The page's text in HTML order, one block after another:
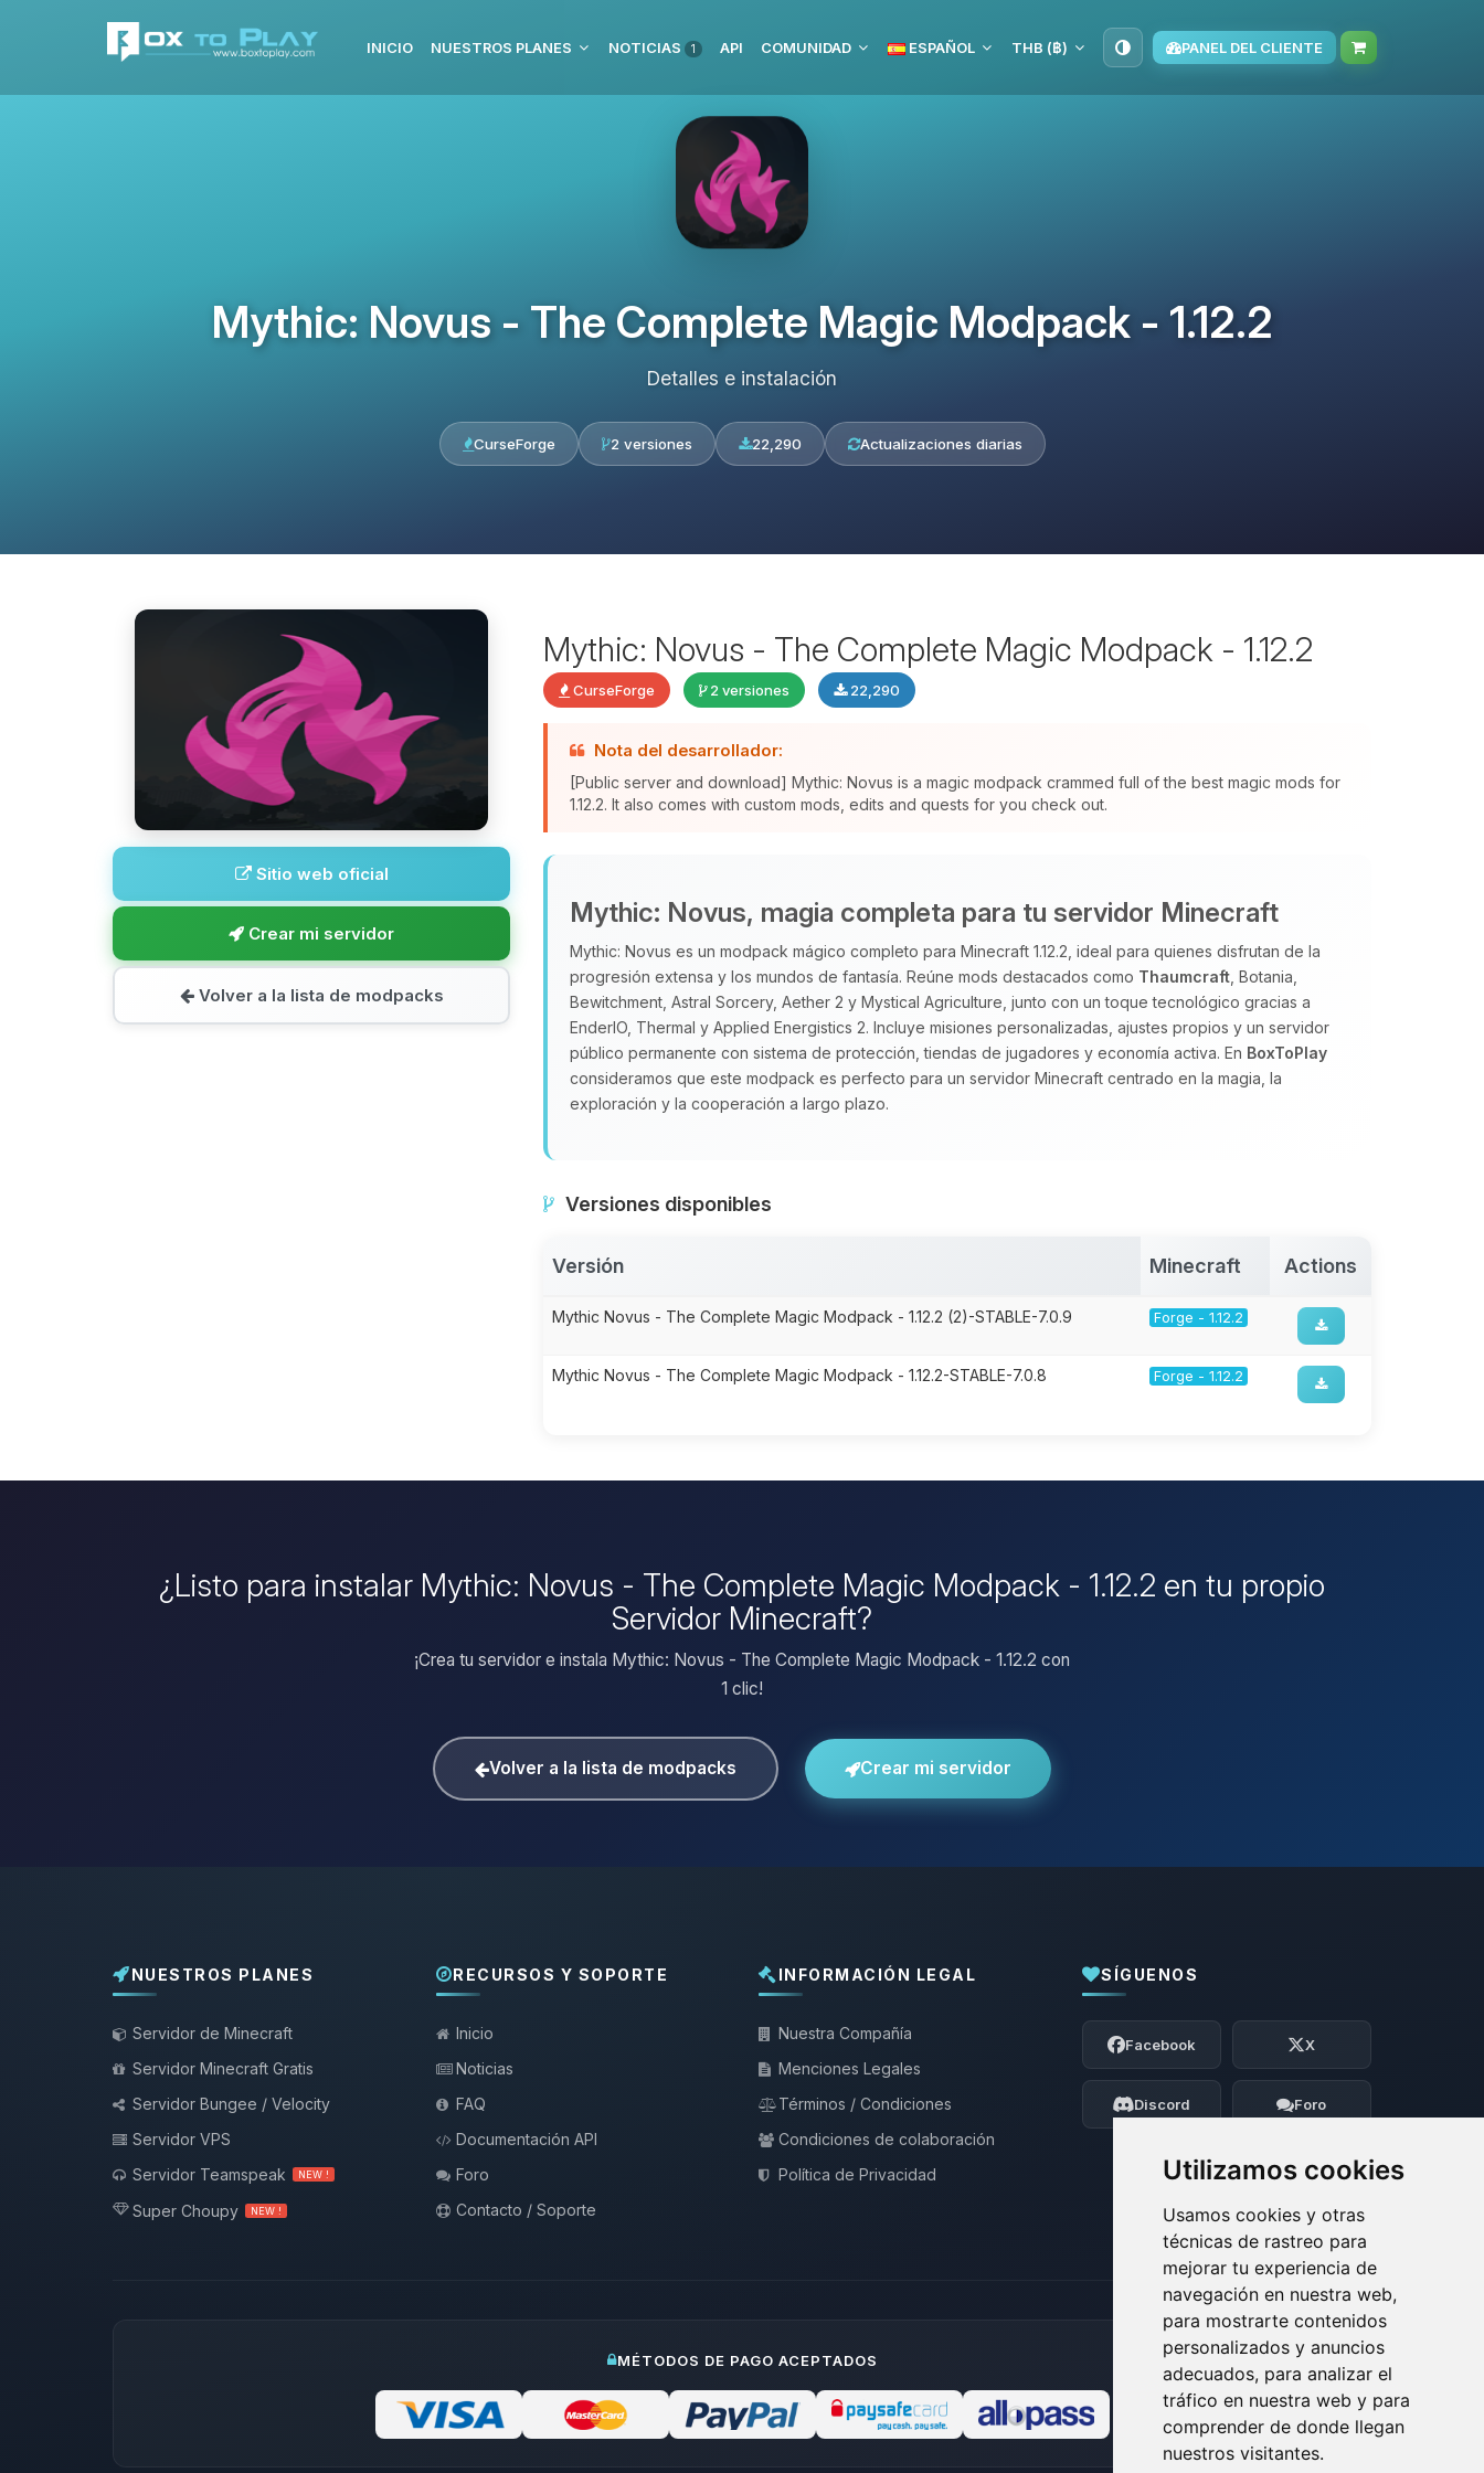
Utilizamos cookies
Usamos cookies y otras
técnicas de rastreo para
mejorar tu experiencia de
navegación en nuestra web,
para mostrarte contenidos
personalizados y anuncios
adecuados, para analizar el
tráfico en nuestra web y para
comprender de donde llegan
nuestros visitantes.
INICIO NUESTROS PLANES NOTICIAS 1 API COMUNIDAD ESPAÑOL THB (฿) PANEL DEL CLIENTE
Mythic: Novus - The Complete Magic Modpack - 1.12.2
Detalles e instalación
CurseForge 2 versiones 22,290 Actualizaciones diarias
Sitio web oficial
Crear mi servidor
Volver a la lista de modpacks
Mythic: Novus - The Complete Magic Modpack - 1.12.2
CurseForge 2 versiones 22,290
Nota del desarrollador:
[Public server and download] Mythic: Novus is a magic modpack crammed full of the best magic mods for
1.12.2. It also comes with custom mods, edits and quests for you check out.
Mythic: Novus, magia completa para tu servidor Minecraft
Mythic: Novus es un modpack mágico completo para Minecraft 1.12.2, ideal para quienes disfrutan de la
progresión extensa y los mundos de fantasía. Reúne mods destacados como Thaumcraft , Botania,
Bewitchment, Astral Sorcery, Aether 2 y Mystical Agriculture, junto con un toque tecnológico gracias a
EnderIO, Thermal y Applied Energistics 2. Incluye misiones personalizadas, ajustes propios y un servidor
público permanente con sistema de protección, tiendas de jugadores y economía activa. En BoxToPlay
consideramos que este modpack es perfecto para un servidor Minecraft centrado en la magia, la
exploración y la cooperación a largo plazo.
Versiones disponibles
Versión Minecraft Actions
Mythic Novus - The Complete Magic Modpack - 1.12.2 (2)-STABLE-7.0.9 Forge - 1.12.2
Mythic Novus - The Complete Magic Modpack - 1.12.2-STABLE-7.0.8 Forge - 1.12.2
¿Listo para instalar Mythic: Novus - The Complete Magic Modpack - 1.12.2 en tu propio
Servidor Minecraft?
¡Crea tu servidor e instala Mythic: Novus - The Complete Magic Modpack - 1.12.2 con
1 clic!
Volver a la lista de modpacks Crear mi servidor
NUESTROS PLANES
Servidor de Minecraft
Servidor Minecraft Gratis
Servidor Bungee / Velocity
Servidor VPS
Servidor Teamspeak
NEW !
Super Choupy NEW !
RECURSOS Y SOPORTE
Inicio
Noticias
FAQ
Documentación API
Foro
Contacto / Soporte
INFORMACIÓN LEGAL
Nuestra Compañía
Menciones Legales
Términos / Condiciones
Condiciones de colaboración
Política de Privacidad
SÍGUENOS
Facebook X
Discord Foro
MÉTODOS DE PAGO ACEPTADOS
Yupi, por fin alguien con quien hablar!
Soy Choupy, tu pequeno asistente de
BoxToPlay. Cuentame que necesitas y
moveré mis pequenos circuitos para
ayudarte.
07/08/2026 08:27